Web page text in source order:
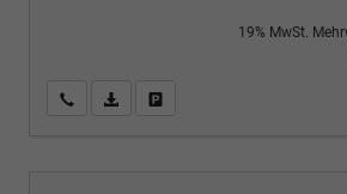
19% MwSt.
Wir rufen Sie anPDF-Fahrzeugexposé drucken